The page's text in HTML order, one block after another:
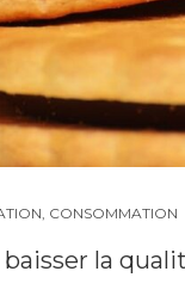
CONSOMMATION
la